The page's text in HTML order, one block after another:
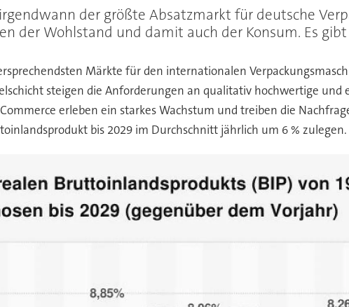
der größte Absatzmarkt für deutsche
der Wohlstand und damit auch der Konsum. Es
Märkte für den internationalen
steigen die Anforderungen an qualitativ hochwertige und
erleben ein starkes Wachstum und treiben die
bis 2029 im Durchschnitt jährlich um 6 % zulegen.